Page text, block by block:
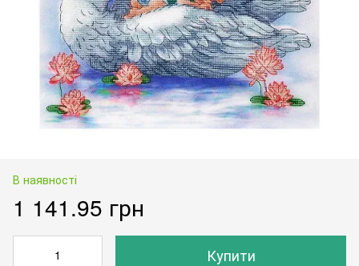
В наявності
1 141.95 грн
Купити